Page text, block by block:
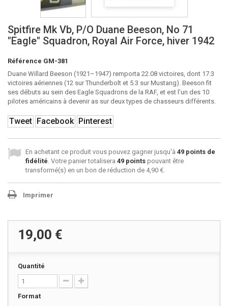
Spitfire Mk Vb, P/O Duane Beeson, No 71
"Eagle" Squadron, Royal Air Force, hiver 1942
Référence GM-381
Duane Willard Beeson (1921–1947) remporta 22.08 victoires, dont 17.3
victoires aériennes (12 sur Thunderbolt et 5.3 sur Mustang). Beeson fit
ses débuts au sein des Eagle Squadrons de la RAF, et est l'un des 10
pilotes américains à devenir as sur deux types de chasseurs différents.
Tweet Facebook Pinterest
En achetant ce produit vous pouvez gagner jusqu'à 49 points de
fidélité. Votre panier totalisera 49 points pouvant être
transformé(s) en un bon de réduction de 4,90 €.
Imprimer
19,00 €
Quantité
Format